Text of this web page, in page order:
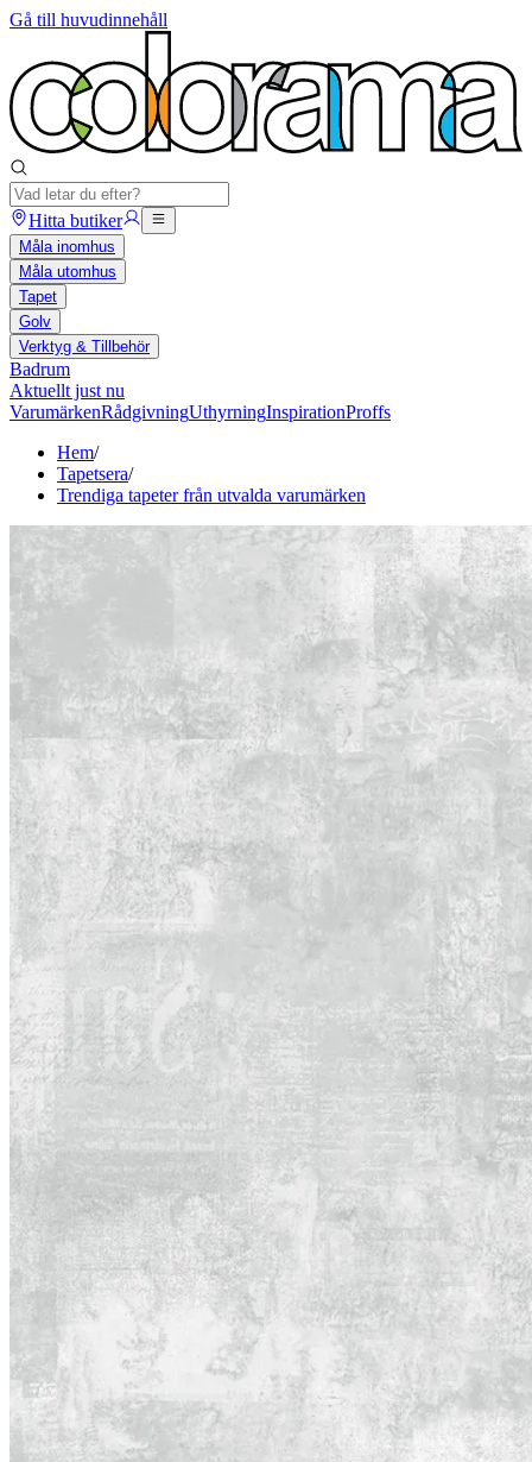
Gå till huvudinnehåll
Hitta butiker
Måla inomhus
Måla utomhus
Tapet
Golv
Verktyg & Tillbehör
Badrum
Aktuellt just nu
VarumärkenRådgivningUthyrningInspirationProffs
Hem/
Tapetsera/
Trendiga tapeter från utvalda varumärken